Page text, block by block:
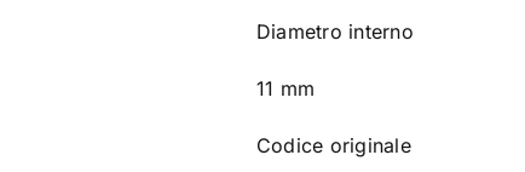
Diametro interno
11 mm
Codice originale